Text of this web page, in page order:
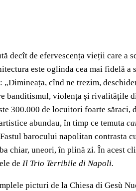
decît de efervescența vieții care a
este oglinda cea mai fidelă
cînd ne trezim,
banditismul, violența și rivalitățile
300.000 de locuitori foarte
abundau, în timp ce temuta
barocului napolitan contrasta
chiar, uneori, în plină zi. În acest
de Il Trio Terribile di Napoli.
picturi de la Chiesa di Gesù